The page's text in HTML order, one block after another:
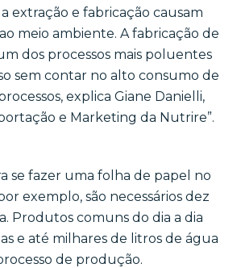
extração e fabricação causam
meio ambiente. A fabricação de
dos processos mais poluentes
sem contar no alto consumo de
explica Giane Danielli,
e Marketing da Nutrire”.
se fazer uma folha de papel no
exemplo, são necessários dez
Produtos comuns do dia a dia
e até milhares de litros de água
de produção.